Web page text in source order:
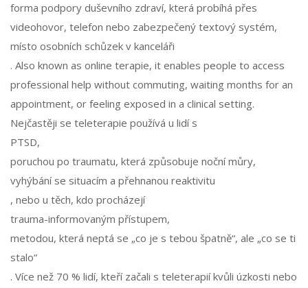
forma podpory duševního zdraví, která probíhá přes
videohovor, telefon nebo zabezpečený textový systém,
místo osobních schůzek v kanceláři
. Also known as online terapie, it enables people to access
professional help without commuting, waiting months for an
appointment, or feeling exposed in a clinical setting.
Nejčastěji se teleterapie používá u lidí s
PTSD,
poruchou po traumatu, která způsobuje noční můry,
vyhýbání se situacím a přehnanou reaktivitu
, nebo u těch, kdo procházejí
trauma-informovaným přístupem,
metodou, která neptá se „co je s tebou špatně“, ale „co se ti
stalo“
. Více než 70 % lidí, kteří začali s teleterapií kvůli úzkosti nebo